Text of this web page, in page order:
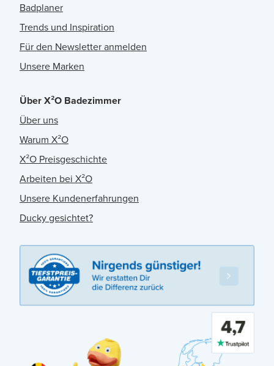
Badplaner
Trends und Inspiration
Für den Newsletter anmelden
Unsere Marken
Über X²O Badezimmer
Über uns
Warum X²O
X²O Preisgeschichte
Arbeiten bei X²O
Unsere Kundenerfahrungen
Ducky gesichtet?